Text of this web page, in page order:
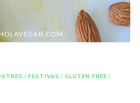
/ FESTIVAS / GLUTEN FREE /